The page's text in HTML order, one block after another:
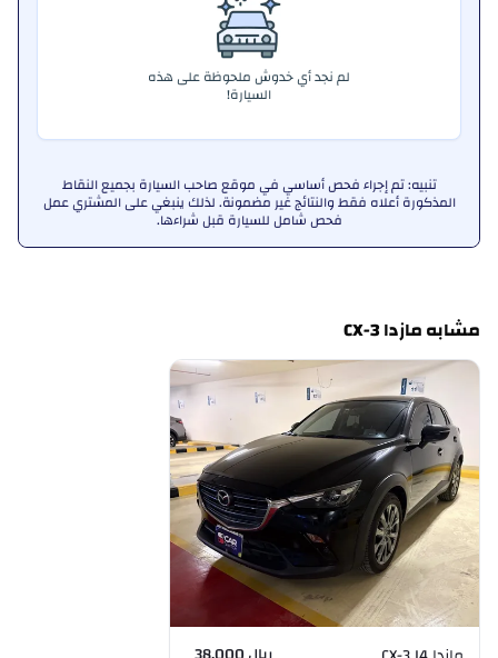
لم نجد أي خدوش ملحوظة على هذه
السيارة!
تنبيه: تم إجراء فحص أساسي في موقع صاحب السيارة بجميع النقاط
المذكورة أعلاه فقط والنتائج غير مضمونة. لذلك ينبغي على المشتري عمل
فحص شامل للسيارة قبل شراءها.
مشابه مازدا CX-3